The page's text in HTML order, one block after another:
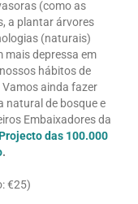
(como as
a plantar árvores
(naturais)
mais depressa em
hábitos de
ainda fazer
natural de bosque e
Embaixadores da
das 100.000
.
€25)